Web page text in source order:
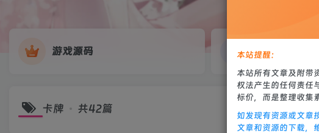
游戏源码 网站源码
卡牌 共42篇
本站提醒：
本站所有文章及附带
权法产生的任何责任
标价，而是整理收集
如发现有资源或文章
文章和资源的下载，